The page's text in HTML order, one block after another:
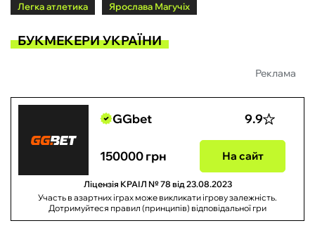
Легка атлетика Ярослава Магучіх
БУКМЕКЕРИ УКРАЇНИ
Реклама
GGbet 9.9
150000 грн На сайт
Ліцензія КРАІЛ № 78 від 23.08.2023
Участь в азартних іграх може викликати ігрову залежність.
Дотримуйтеся правил (принципів) відповідальної гри